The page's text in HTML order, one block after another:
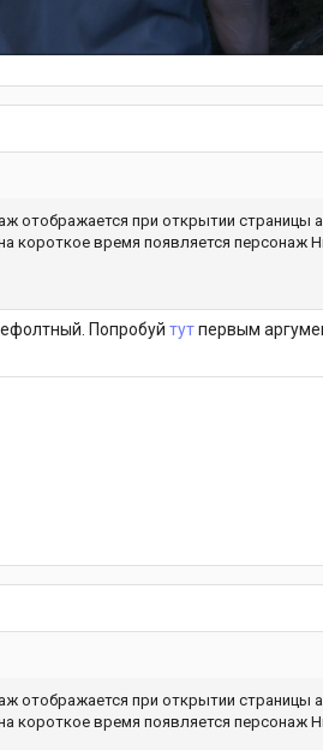
отображается при открытии страницы
короткое время появляется персонаж
Попробуй тутпервым
отображается при открытии страницы
короткое время появляется персонаж